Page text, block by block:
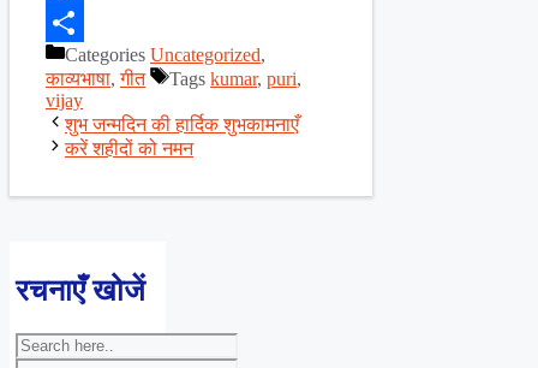
Facebook
ShareCategories Uncategorized,
काव्यभाषा,गीत Tags kumar, puri,
vijay
शुभ जन्मदिन की हार्दिक शुभकामनाएँ
करें शहीदों को नमन
रचनाएँ खोजें